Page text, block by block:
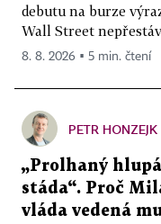
debutu na burze
Wall Street
8. 8. 2026 ▪ 5 min. čtení
PETR HONZEJK
„Prolhaný
stáda“. Proč
vláda vedená